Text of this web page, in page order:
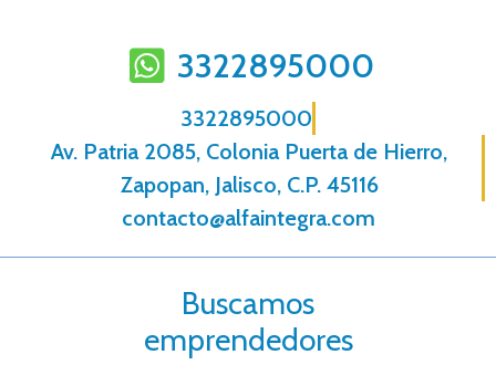
3322895000
3322895000
Av. Patria 2085, Colonia Puerta de Hierro,
Zapopan, Jalisco, C.P. 45116
contacto@alfaintegra.com
Buscamos
emprendedores